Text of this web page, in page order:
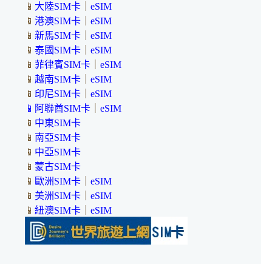
📱 大陸SIM卡
eSIM
📱 港澳SIM卡
eSIM
📱 新馬SIM卡
eSIM
📱 泰國SIM卡
eSIM
📱 菲律賓SIM卡
eSIM
📱 越南SIM卡
eSIM
📱 印尼SIM卡
eSIM
📱 阿聯酋SIM卡
eSIM
📱 中東SIM卡
📱 南亞SIM卡
📱 中亞SIM卡
📱 蒙古SIM卡
📱 歐洲SIM卡
eSIM
📱 美洲SIM卡
eSIM
📱 紐澳SIM卡 eSIM